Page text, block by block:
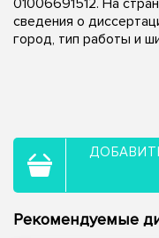
сведения о
город, тип работы и
Рекомендуемые